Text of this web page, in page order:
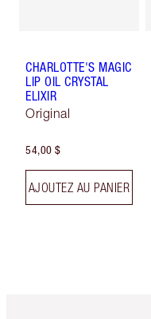
CHARLOTTE'S MAGIC
LIP OIL CRYSTAL
ELIXIR
Original
54,00 $
AJOUTEZ AU PANIER